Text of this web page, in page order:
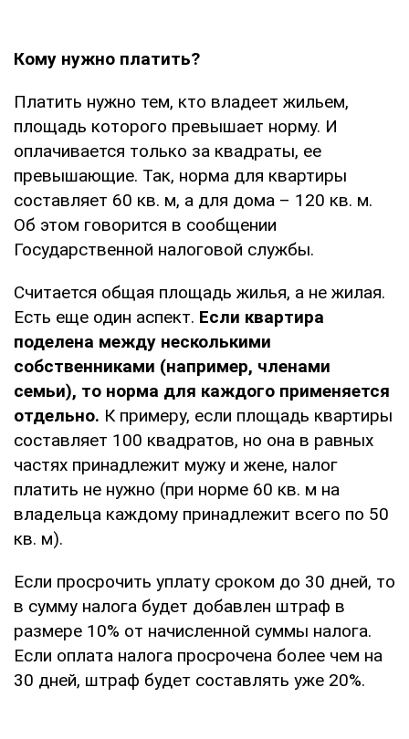
Кому нужно платить?
Платить нужно тем, кто владеет жильем,
площадь которого превышает норму. И
оплачивается только за квадраты, ее
превышающие. Так, норма для квартиры
составляет 60 кв. м, а для дома – 120 кв. м.
Об этом говорится в сообщении
Государственной налоговой службы.
Считается общая площадь жилья, а не жилая.
Есть еще один аспект. Если квартира
поделена между несколькими
собственниками (например, членами
семьи), то норма для каждого применяется
отдельно. К примеру, если площадь квартиры
составляет 100 квадратов, но она в равных
частях принадлежит мужу и жене, налог
платить не нужно (при норме 60 кв. м на
владельца каждому принадлежит всего по 50
кв. м).
Если просрочить уплату сроком до 30 дней, то
в сумму налога будет добавлен штраф в
размере 10% от начисленной суммы налога.
Если оплата налога просрочена более чем на
30 дней, штраф будет составлять уже 20%.